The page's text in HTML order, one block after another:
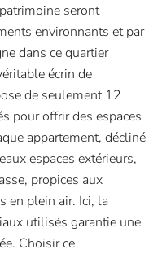
seront
environnants et par
dans ce quartier
écrin de
de seulement 12
pour offrir des espaces
appartement, décliné
espaces extérieurs,
propices aux
en plein air. Ici, la
utilisés garantie une
Choisir ce